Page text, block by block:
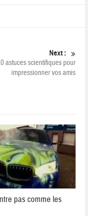
Next :
astuces scientifiques pour
impressionner vos amis
pas comme les